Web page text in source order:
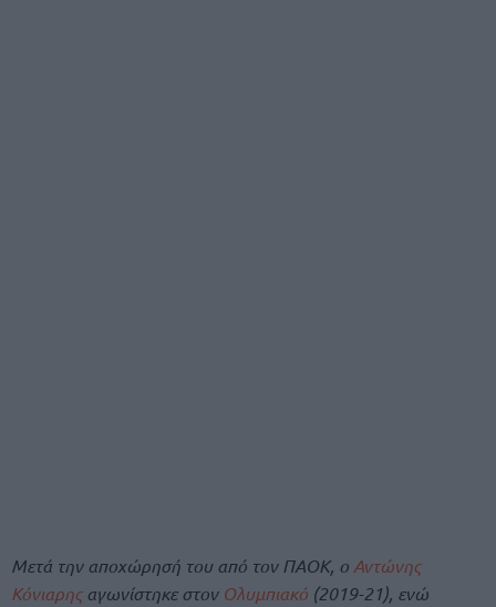
Μετά την αποχώρησή του από τον ΠΑΟΚ, ο Αντώνης
Κόνιαρηςαγωνίστηκε στον Ολυμπιακό (2019-21), ενώ